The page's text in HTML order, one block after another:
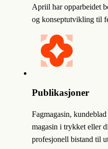
Apriil har opparbeidet
og konseptutvikling til
Publikasjoner
Fagmagasin,
magasin i trykket eller
profesjonell bistand til